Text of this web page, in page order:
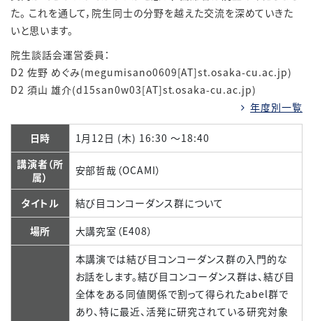
た。 これを通して，院生同士の分野を越えた交流を深めていきた
いと思います。
院生談話会運営委員：
D2 佐野 めぐみ(megumisano0609[AT]st.osaka-cu.ac.jp)
D2 須山 雄介(d15san0w03[AT]st.osaka-cu.ac.jp)
年度別一覧
日時
1月12日 (木) 16:30 ～18:40
講演者（所
属）
安部哲哉（OCAMI）
タイトル
結び目コンコーダンス群について
場所
大講究室（E408）
本講演では結び目コンコーダンス群の入門的な
お話をします。結び目コンコーダンス群は、結び目
全体をある同値関係で割って得られたabel群で
あり、特に最近、活発に研究されている研究対象